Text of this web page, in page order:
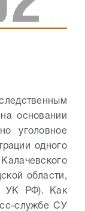
основании
уголовное
одного
области,
УК РФ).
Как
службе СУ